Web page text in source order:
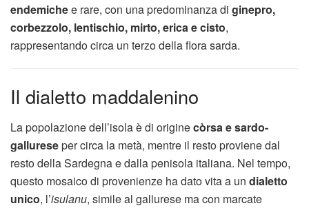
endemichee rare, con una predominanza di ginepro,
corbezzolo, lentischio, mirto, erica e cisto,
rappresentando circa un terzo della flora sarda.
Il dialetto maddalenino
La popolazione dell’isola è di originecòrsa e sardo-
gallureseper circa la metà, mentre il resto proviene dal
resto della Sardegna e dalla penisola italiana. Nel tempo,
questo mosaico di provenienze ha dato vita a un dialetto
unico, l’isulanu, simile al gallurese ma con marcate